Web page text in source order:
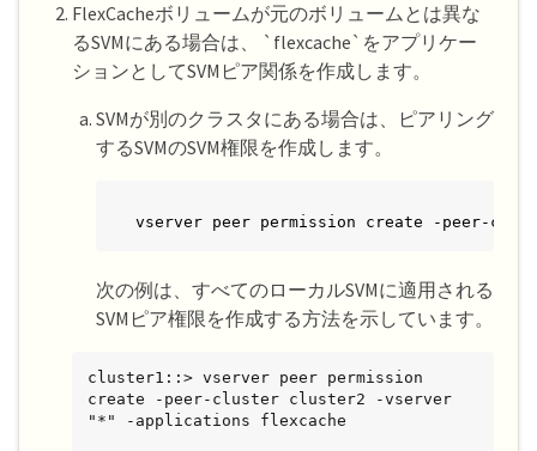
FlexCacheボリュームが元のボリュームとは異な
るSVMにある場合は、 `flexcache`をアプリケー
ションとしてSVMピア関係を作成します。
SVMが別のクラスタにある場合は、ピアリング
するSVMのSVM権限を作成します。
vserver peer permission create -peer-
次の例は、すべてのローカルSVMに適用される
SVMピア権限を作成する方法を示しています。
cluster1::> vserver peer permission
create -peer-cluster cluster2 -vserver
"*" -applications flexcache